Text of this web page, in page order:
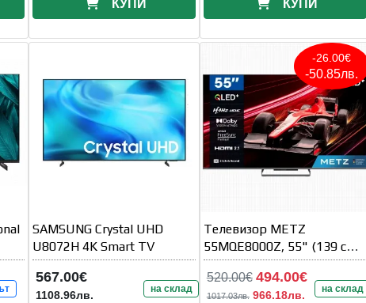
КУПИ КУПИ
SAMSUNG Crystal UHD
U8072H 4K Smart TV
567.00€
1108.96лв. на склад
-26.00€
-50.85лв.
Телевизор METZ
55MQE8000Z, 55" (139 см),
QLED UHD Google TV, Dolby
520.00€ 494.00€
1017.03лв. 966.18лв. на склад